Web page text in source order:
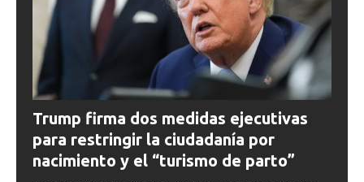
Trump firma dos medidas ejecutivas
para restringir la ciudadanía por
nacimiento y el “turismo de parto”